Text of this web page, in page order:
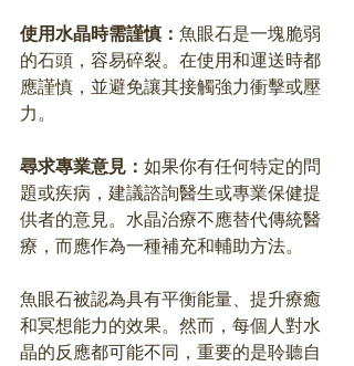
使用水晶時需謹慎： 魚眼石是一塊脆弱
的石頭，容易碎裂。在使用和運送時都
應謹慎，並避免讓其接觸強力衝擊或壓
力。
尋求專業意見： 如果你有任何特定的問
題或疾病，建議諮詢醫生或專業保健提
供者的意見。水晶治療不應替代傳統醫
療，而應作為一種補充和輔助方法。
魚眼石被認為具有平衡能量、提升療癒
和冥想能力的效果。然而，每個人對水
晶的反應都可能不同，重要的是聆聽自